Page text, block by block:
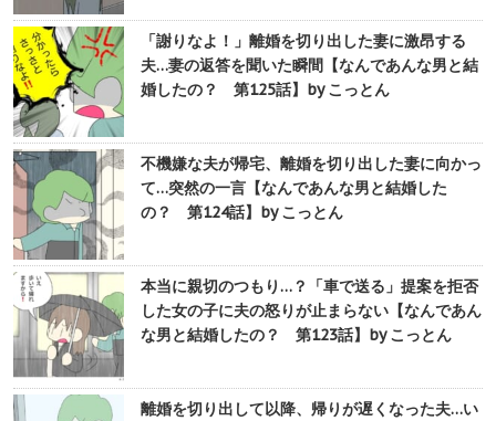
「謝りなよ！」離婚を切り出した妻に激昂する
夫…妻の返答を聞いた瞬間【なんであんな男と結
婚したの？ 第125話】by こっとん
不機嫌な夫が帰宅、離婚を切り出した妻に向かっ
て…突然の一言【なんであんな男と結婚した
の？ 第124話】by こっとん
本当に親切のつもり…？「車で送る」提案を拒否
した女の子に夫の怒りが止まらない【なんであん
な男と結婚したの？ 第123話】by こっとん
離婚を切り出して以降、帰りが遅くなった夫…い